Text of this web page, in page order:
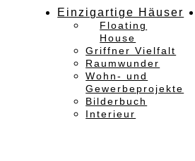
Einzigartige Häuser
Floating
House
Griffner Vielfalt
Raumwunder
Wohn- und
Gewerbeprojekte
Bilderbuch
Interieur